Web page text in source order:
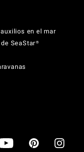
en el mar
SeaStar®